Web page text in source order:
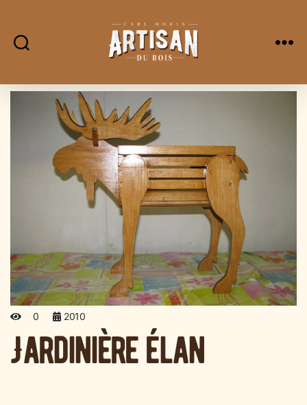
Bois
0 2010
Jardinière élan